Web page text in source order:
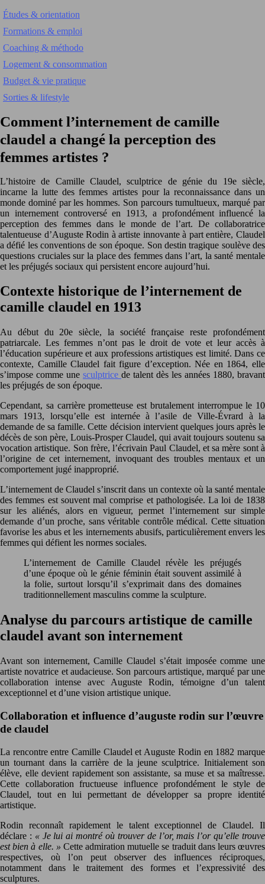
Études & orientation
Formations & emploi
Coaching & méthodo
Logement & consommation
Budget & vie pratique
Sorties & lifestyle
Comment l’internement de camille
claudel a changé la perception des
femmes artistes ?
L’histoire de Camille Claudel, sculptrice de génie du 19e siècle,
incarne la lutte des femmes artistes pour la reconnaissance dans un
monde dominé par les hommes. Son parcours tumultueux, marqué par
un internement controversé en 1913, a profondément influencé la
perception des femmes dans le monde de l’art. De collaboratrice
talentueuse d’Auguste Rodin à artiste innovante à part entière, Claudel
a défié les conventions de son époque. Son destin tragique soulève des
questions cruciales sur la place des femmes dans l’art, la santé mentale
et les préjugés sociaux qui persistent encore aujourd’hui.
Contexte historique de l’internement de
camille claudel en 1913
Au début du 20e siècle, la société française reste profondément
patriarcale. Les femmes n’ont pas le droit de vote et leur accès à
l’éducation supérieure et aux professions artistiques est limité. Dans ce
contexte, Camille Claudel fait figure d’exception. Née en 1864, elle
s’impose comme une sculptrice de talent dès les années 1880, bravant
les préjugés de son époque.
Cependant, sa carrière prometteuse est brutalement interrompue le 10
mars 1913, lorsqu’elle est internée à l’asile de Ville-Évrard à la
demande de sa famille. Cette décision intervient quelques jours après le
décès de son père, Louis-Prosper Claudel, qui avait toujours soutenu sa
vocation artistique. Son frère, l’écrivain Paul Claudel, et sa mère sont à
l’origine de cet internement, invoquant des troubles mentaux et un
comportement jugé inapproprié.
L’internement de Claudel s’inscrit dans un contexte où la santé mentale
des femmes est souvent mal comprise et pathologisée. La loi de 1838
sur les aliénés, alors en vigueur, permet l’internement sur simple
demande d’un proche, sans véritable contrôle médical. Cette situation
favorise les abus et les internements abusifs, particulièrement envers les
femmes qui défient les normes sociales.
L’internement de Camille Claudel révèle les préjugés
d’une époque où le génie féminin était souvent assimilé à
la folie, surtout lorsqu’il s’exprimait dans des domaines
traditionnellement masculins comme la sculpture.
Analyse du parcours artistique de camille
claudel avant son internement
Avant son internement, Camille Claudel s’était imposée comme une
artiste novatrice et audacieuse. Son parcours artistique, marqué par une
collaboration intense avec Auguste Rodin, témoigne d’un talent
exceptionnel et d’une vision artistique unique.
Collaboration et influence d’auguste rodin sur l’œuvre
de claudel
La rencontre entre Camille Claudel et Auguste Rodin en 1882 marque
un tournant dans la carrière de la jeune sculptrice. Initialement son
élève, elle devient rapidement son assistante, sa muse et sa maîtresse.
Cette collaboration fructueuse influence profondément le style de
Claudel, tout en lui permettant de développer sa propre identité
artistique.
Rodin reconnaît rapidement le talent exceptionnel de Claudel. Il
déclare : « Je lui ai montré où trouver de l’or, mais l’or qu’elle trouve
est bien à elle. » Cette admiration mutuelle se traduit dans leurs œuvres
respectives, où l’on peut observer des influences réciproques,
notamment dans le traitement des formes et l’expressivité des
sculptures.